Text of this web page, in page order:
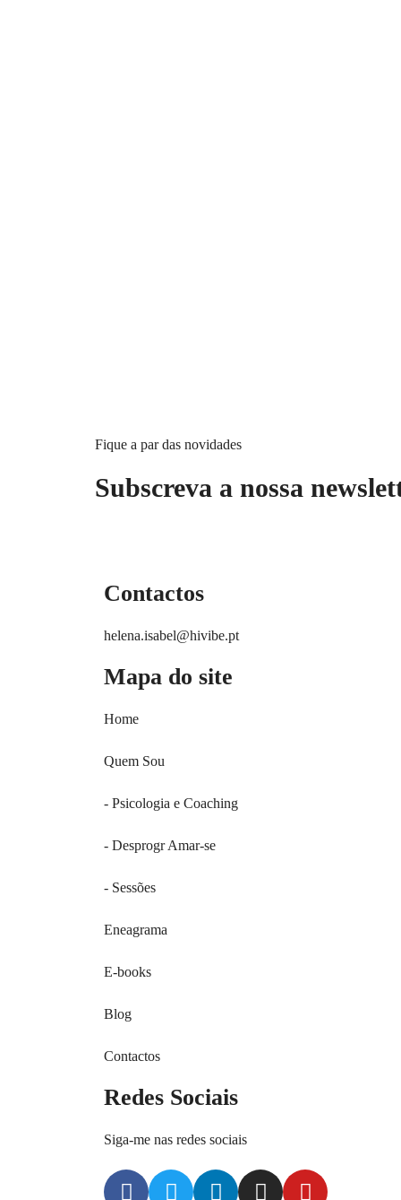
Fique a par das novidades
Subscreva a nossa
Contactos
helena.isabel@hivibe.pt
Mapa do site
Home
Quem Sou
- Psicologia e Coaching
- Desprogr Amar-se
- Sessões
Eneagrama
E-books
Blog
Contactos
Redes Sociais
Siga-me nas redes sociais